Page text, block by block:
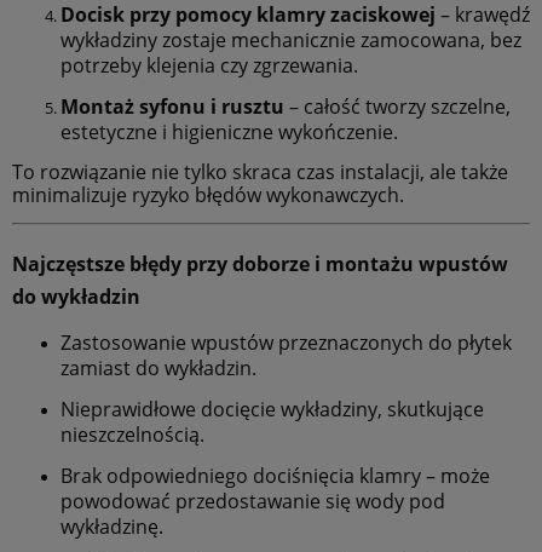
Docisk przy pomocy klamry zaciskowej – krawędź
wykładziny zostaje mechanicznie zamocowana, bez
potrzeby klejenia czy zgrzewania.
Montaż syfonu i rusztu – całość tworzy szczelne,
estetyczne i higieniczne wykończenie.
To rozwiązanie nie tylko skraca czas instalacji, ale także
minimalizuje ryzyko błędów wykonawczych.
Najczęstsze błędy przy doborze i montażu wpustów
do wykładzin
Zastosowanie wpustów przeznaczonych do płytek
zamiast do wykładzin.
Nieprawidłowe docięcie wykładziny, skutkujące
nieszczelnością.
Brak odpowiedniego dociśnięcia klamry – może
powodować przedostawanie się wody pod
wykładzinę.